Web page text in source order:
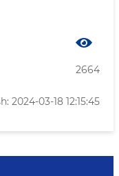
2664
2024-03-18 12:15:45